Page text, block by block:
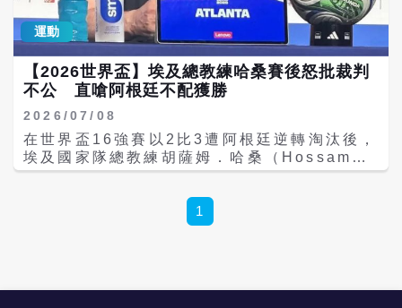
運動
【2026世界盃】埃及總教練哈桑賽後怒批裁判
不公 直嗆阿根廷不配獲勝
2026/07/08
在世界盃16強賽以2比3遭阿根廷逆轉淘汰後，
埃及國家隊總教練胡薩姆．哈桑（Hossam
Hassan）8日於賽後公開抨擊裁判執法與
球員或教練，投入足球運動數十年，很少將輸
1